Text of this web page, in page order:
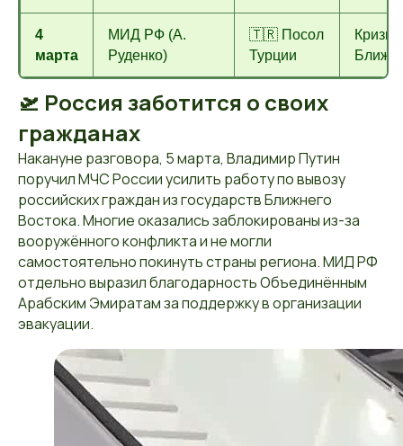
4
марта
МИД РФ (А.
Руденко)
🇹🇷 Посол
Турции
🛫 Россия заботится о своих
гражданах
Накануне разговора, 5 марта, Владимир Путин
поручил МЧС России усилить работу по вывозу
российских граждан из государств Ближнего
Востока. Многие оказались заблокированы из-за
вооружённого конфликта и не могли
самостоятельно покинуть страны региона. МИД РФ
отдельно выразил благодарность Объединённым
Арабским Эмиратам за поддержку в организации
эвакуации.